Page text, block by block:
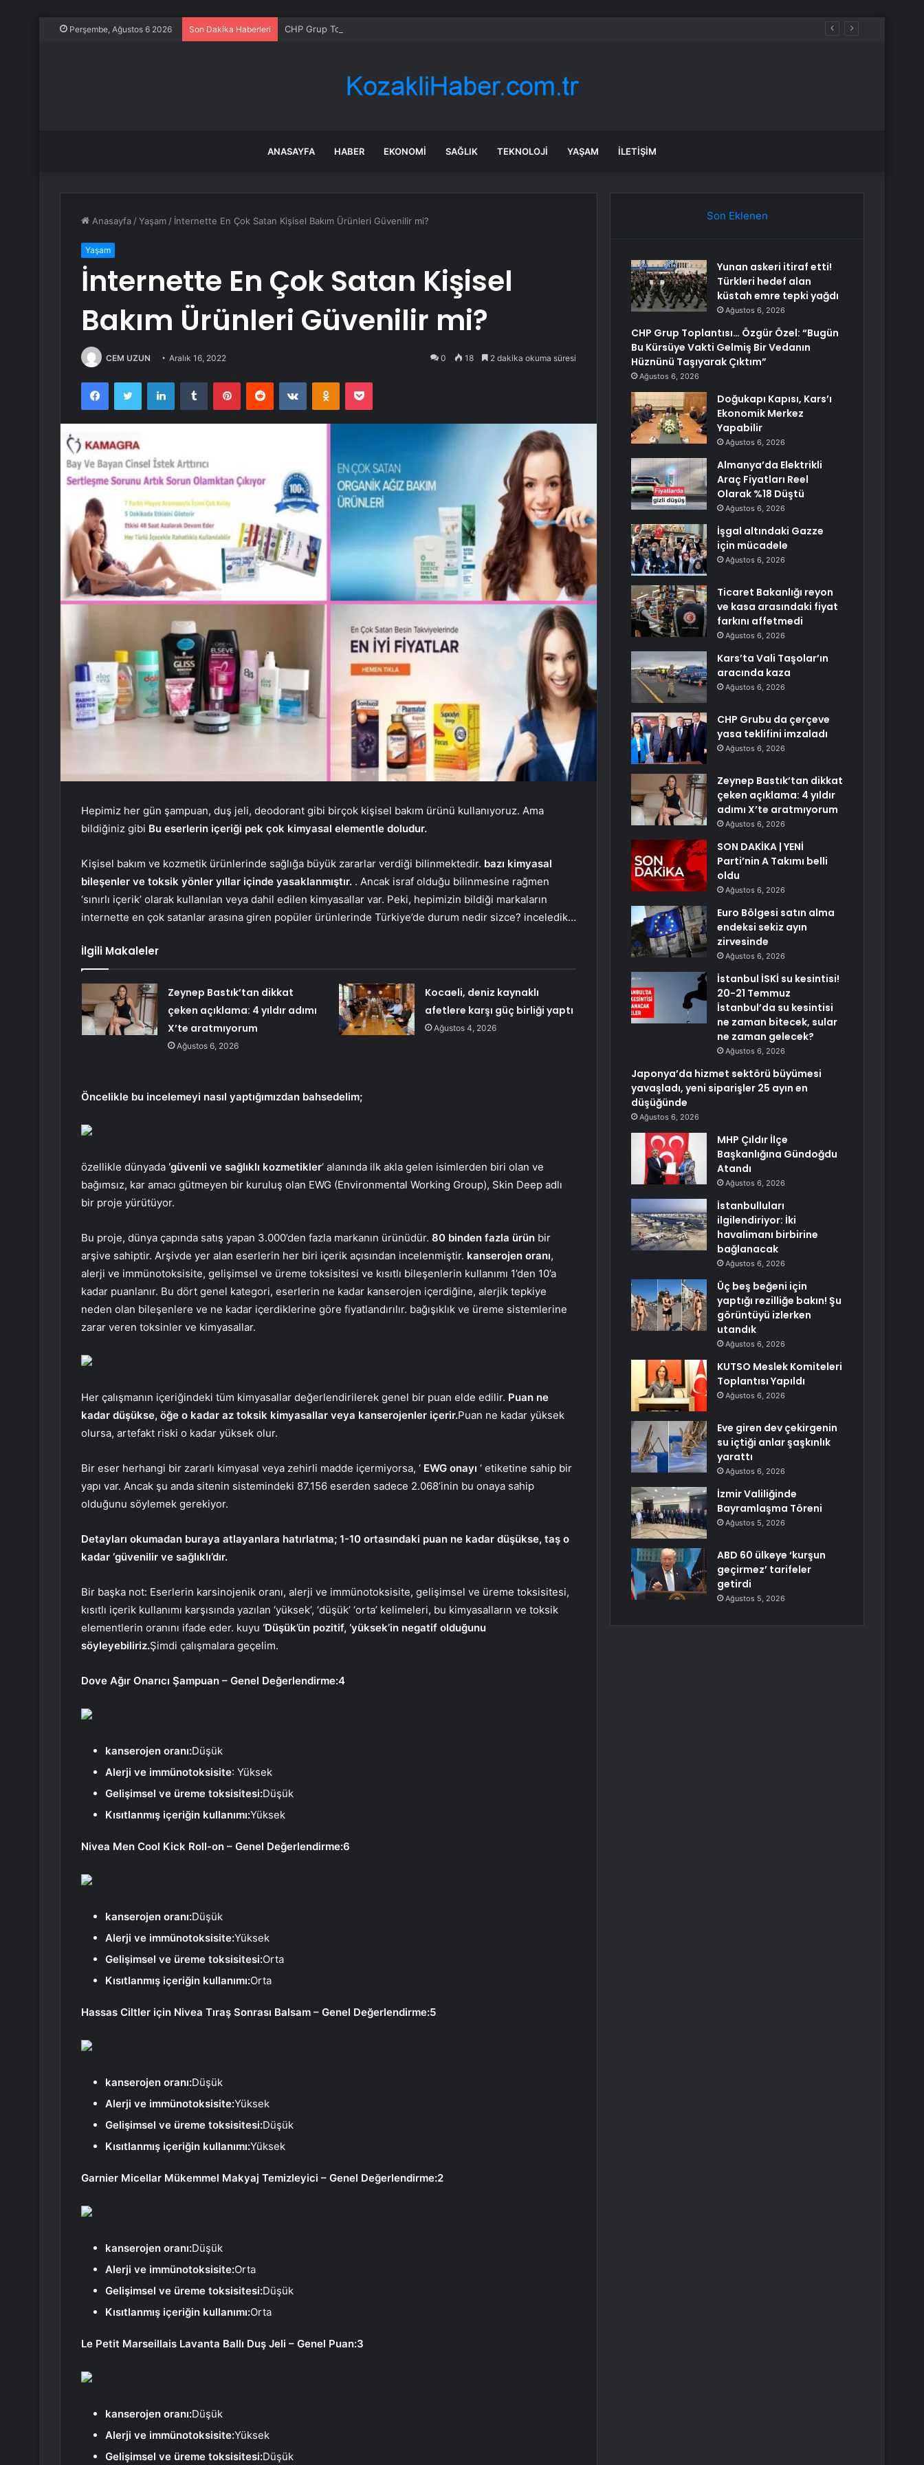
Perşembe, Ağustos 6 2026 Son Dakika Haberleri CHP Grup Toplantısı… Özgür Özel: “Bugün Bu Kürsüye Vakti Gelmiş Bir Vedanın Hüznünü Taşıyarak Çıktım”
ANASAYFA HABER EKONOMI SAĞLIK TEKNOLOJI YAŞAM İLETIŞIM
Anasayfa /Yaşam / İnternette En Çok Satan Kişisel Bakım Ürünleri Güvenilir mi?
Yaşam
İnternette En Çok Satan Kişisel
Bakım Ürünleri Güvenilir mi?
CEM UZUN Aralık 16, 2022 0 18 2 dakika okuma süresi
FacebookTwitter LinkedInTumblr PinterestReddit VKontakteOdnoklassniki
Pocket
Hepimiz her gün şampuan, duş jeli, deodorant gibi birçok kişisel bakım ürünü kullanıyoruz. Ama
bildiğiniz gibi Bu eserlerin içeriği pek çok kimyasal elementle doludur.
Kişisel bakım ve kozmetik ürünlerinde sağlığa büyük zararlar verdiği bilinmektedir. bazı kimyasal
bileşenler ve toksik yönler yıllar içinde yasaklanmıştır. . Ancak israf olduğu bilinmesine rağmen
‘sınırlı içerik’ olarak kullanılan veya dahil edilen kimyasallar var. Peki, hepimizin bildiği markaların
internette en çok satanlar arasına giren popüler ürünlerinde Türkiye’de durum nedir sizce? inceledik…
İlgili Makaleler
Zeynep Bastık’tan dikkat
çeken açıklama: 4 yıldır adımı
X’te aratmıyorum
Ağustos 6, 2026
Kocaeli, deniz kaynaklı
afetlere karşı güç birliği yaptı
Ağustos 4, 2026
Öncelikle bu incelemeyi nasıl yaptığımızdan bahsedelim;
özellikle dünyada ‘güvenli ve sağlıklı kozmetikler‘ alanında ilk akla gelen isimlerden biri olan ve
bağımsız, kar amacı gütmeyen bir kuruluş olan EWG (Environmental Working Group), Skin Deep adlı
bir proje yürütüyor.
Bu proje, dünya çapında satış yapan 3.000’den fazla markanın ürünüdür. 80 binden fazla ürün bir
arşive sahiptir. Arşivde yer alan eserlerin her biri içerik açısından incelenmiştir. kanserojen oranı,
alerji ve immünotoksisite, gelişimsel ve üreme toksisitesi ve kısıtlı bileşenlerin kullanımı 1’den 10’a
kadar puanlanır. Bu dört genel kategori, eserlerin ne kadar kanserojen içerdiğine, alerjik tepkiye
neden olan bileşenlere ve ne kadar içerdiklerine göre fiyatlandırılır. bağışıklık ve üreme sistemlerine
zarar veren toksinler ve kimyasallar.
Her çalışmanın içeriğindeki tüm kimyasallar değerlendirilerek genel bir puan elde edilir. Puan ne
kadar düşükse, öğe o kadar az toksik kimyasallar veya kanserojenler içerir.Puan ne kadar yüksek
olursa, artefakt riski o kadar yüksek olur.
Bir eser herhangi bir zararlı kimyasal veya zehirli madde içermiyorsa, ‘ EWG onayı ‘ etiketine sahip bir
yapı var. Ancak şu anda sitenin sistemindeki 87.156 eserden sadece 2.068’inin bu onaya sahip
olduğunu söylemek gerekiyor.
Detayları okumadan buraya atlayanlara hatırlatma; 1-10 ortasındaki puan ne kadar düşükse, taş o
kadar ‘güvenilir ve sağlıklı’dır.
Bir başka not: Eserlerin karsinojenik oranı, alerji ve immünotoksisite, gelişimsel ve üreme toksisitesi,
kısıtlı içerik kullanımı karşısında yazılan ‘yüksek’, ‘düşük’ ‘orta’ kelimeleri, bu kimyasalların ve toksik
elementlerin oranını ifade eder. kuyu ‘Düşük’ün pozitif, ‘yüksek’in negatif olduğunu
söyleyebiliriz.Şimdi çalışmalara geçelim.
Dove Ağır Onarıcı Şampuan – Genel Değerlendirme:4
kanserojen oranı:Düşük
Alerji ve immünotoksisite: Yüksek
Gelişimsel ve üreme toksisitesi:Düşük
Kısıtlanmış içeriğin kullanımı:Yüksek
Nivea Men Cool Kick Roll-on – Genel Değerlendirme:6
kanserojen oranı:Düşük
Alerji ve immünotoksisite:Yüksek
Gelişimsel ve üreme toksisitesi:Orta
Kısıtlanmış içeriğin kullanımı:Orta
Hassas Ciltler için Nivea Tıraş Sonrası Balsam – Genel Değerlendirme:5
kanserojen oranı:Düşük
Alerji ve immünotoksisite:Yüksek
Gelişimsel ve üreme toksisitesi:Düşük
Kısıtlanmış içeriğin kullanımı:Yüksek
Garnier Micellar Mükemmel Makyaj Temizleyici – Genel Değerlendirme:2
kanserojen oranı:Düşük
Alerji ve immünotoksisite:Orta
Gelişimsel ve üreme toksisitesi:Düşük
Kısıtlanmış içeriğin kullanımı:Orta
Le Petit Marseillais Lavanta Ballı Duş Jeli – Genel Puan:3
kanserojen oranı:Düşük
Alerji ve immünotoksisite:Yüksek
Gelişimsel ve üreme toksisitesi:Düşük
Son Eklenen
Yunan askeri itiraf etti!
Türkleri hedef alan
küstah emre tepki yağdı
Ağustos 6, 2026
CHP Grup Toplantısı… Özgür Özel: “Bugün
Bu Kürsüye Vakti Gelmiş Bir Vedanın
Hüznünü Taşıyarak Çıktım”
Ağustos 6, 2026
Doğukapı Kapısı, Kars’ı
Ekonomik Merkez
Yapabilir
Ağustos 6, 2026
Almanya’da Elektrikli
Araç Fiyatları Reel
Olarak %18 Düştü
Ağustos 6, 2026
İşgal altındaki Gazze
için mücadele
Ağustos 6, 2026
Ticaret Bakanlığı reyon
ve kasa arasındaki fiyat
farkını affetmedi
Ağustos 6, 2026
Kars’ta Vali Taşolar’ın
aracında kaza
Ağustos 6, 2026
CHP Grubu da çerçeve
yasa teklifini imzaladı
Ağustos 6, 2026
Zeynep Bastık’tan dikkat
çeken açıklama: 4 yıldır
adımı X’te aratmıyorum
Ağustos 6, 2026
SON DAKİKA | YENİ
Parti’nin A Takımı belli
oldu
Ağustos 6, 2026
Euro Bölgesi satın alma
endeksi sekiz ayın
zirvesinde
Ağustos 6, 2026
İstanbul İSKİ su kesintisi!
20-21 Temmuz
İstanbul’da su kesintisi
ne zaman bitecek, sular
ne zaman gelecek?
Ağustos 6, 2026
Japonya’da hizmet sektörü büyümesi
yavaşladı, yeni siparişler 25 ayın en
düşüğünde
Ağustos 6, 2026
MHP Çıldır İlçe
Başkanlığına Gündoğdu
Atandı
Ağustos 6, 2026
İstanbulluları
ilgilendiriyor: İki
havalimanı birbirine
bağlanacak
Ağustos 6, 2026
Üç beş beğeni için
yaptığı rezilliğe bakın! Şu
görüntüyü izlerken
utandık
Ağustos 6, 2026
KUTSO Meslek Komiteleri
Toplantısı Yapıldı
Ağustos 6, 2026
Eve giren dev çekirgenin
su içtiği anlar şaşkınlık
yarattı
Ağustos 6, 2026
İzmir Valiliğinde
Bayramlaşma Töreni
Ağustos 5, 2026
ABD 60 ülkeye ‘kurşun
geçirmez’ tarifeler
getirdi
Ağustos 5, 2026